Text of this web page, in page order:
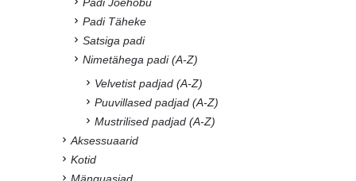
Padi Täheke
Satsiga padi
Nimetähega padi (A-Z)
Velvetist padjad (A-Z)
Puuvillased padjad (A-Z)
Mustrilised padjad (A-Z)
Aksessuaarid
Kotid